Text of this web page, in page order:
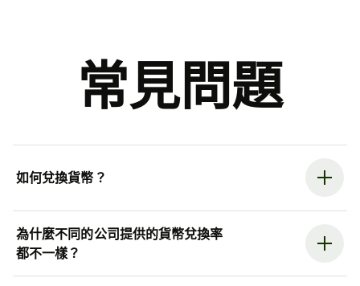
常見問題
如何兌換貨幣？
為什麼不同的公司提供的貨幣兌換率
都不一樣？